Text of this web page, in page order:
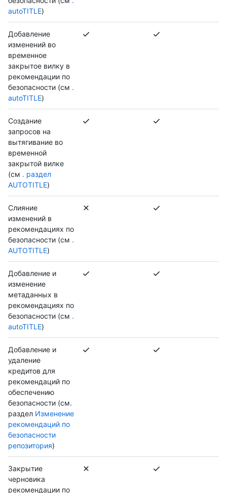
autoTITLE)
Добавление
изменений во
временное
закрытое вилку в
рекомендации по
безопасности (см .
autoTITLE)
Создание
запросов на
вытягивание во
временной
закрытой вилке
(см . раздел
AUTOTITLE)
Слияние
изменений в
рекомендациях по
безопасности (см .
AUTOTITLE)
Добавление и
изменение
метаданных в
рекомендациях по
безопасности (см .
autoTITLE)
Добавление и
удаление
кредитов для
рекомендаций по
обеспечению
безопасности (см.
раздел Изменение
рекомендаций по
безопасности
репозитория)
Закрытие
черновика
рекомендации по